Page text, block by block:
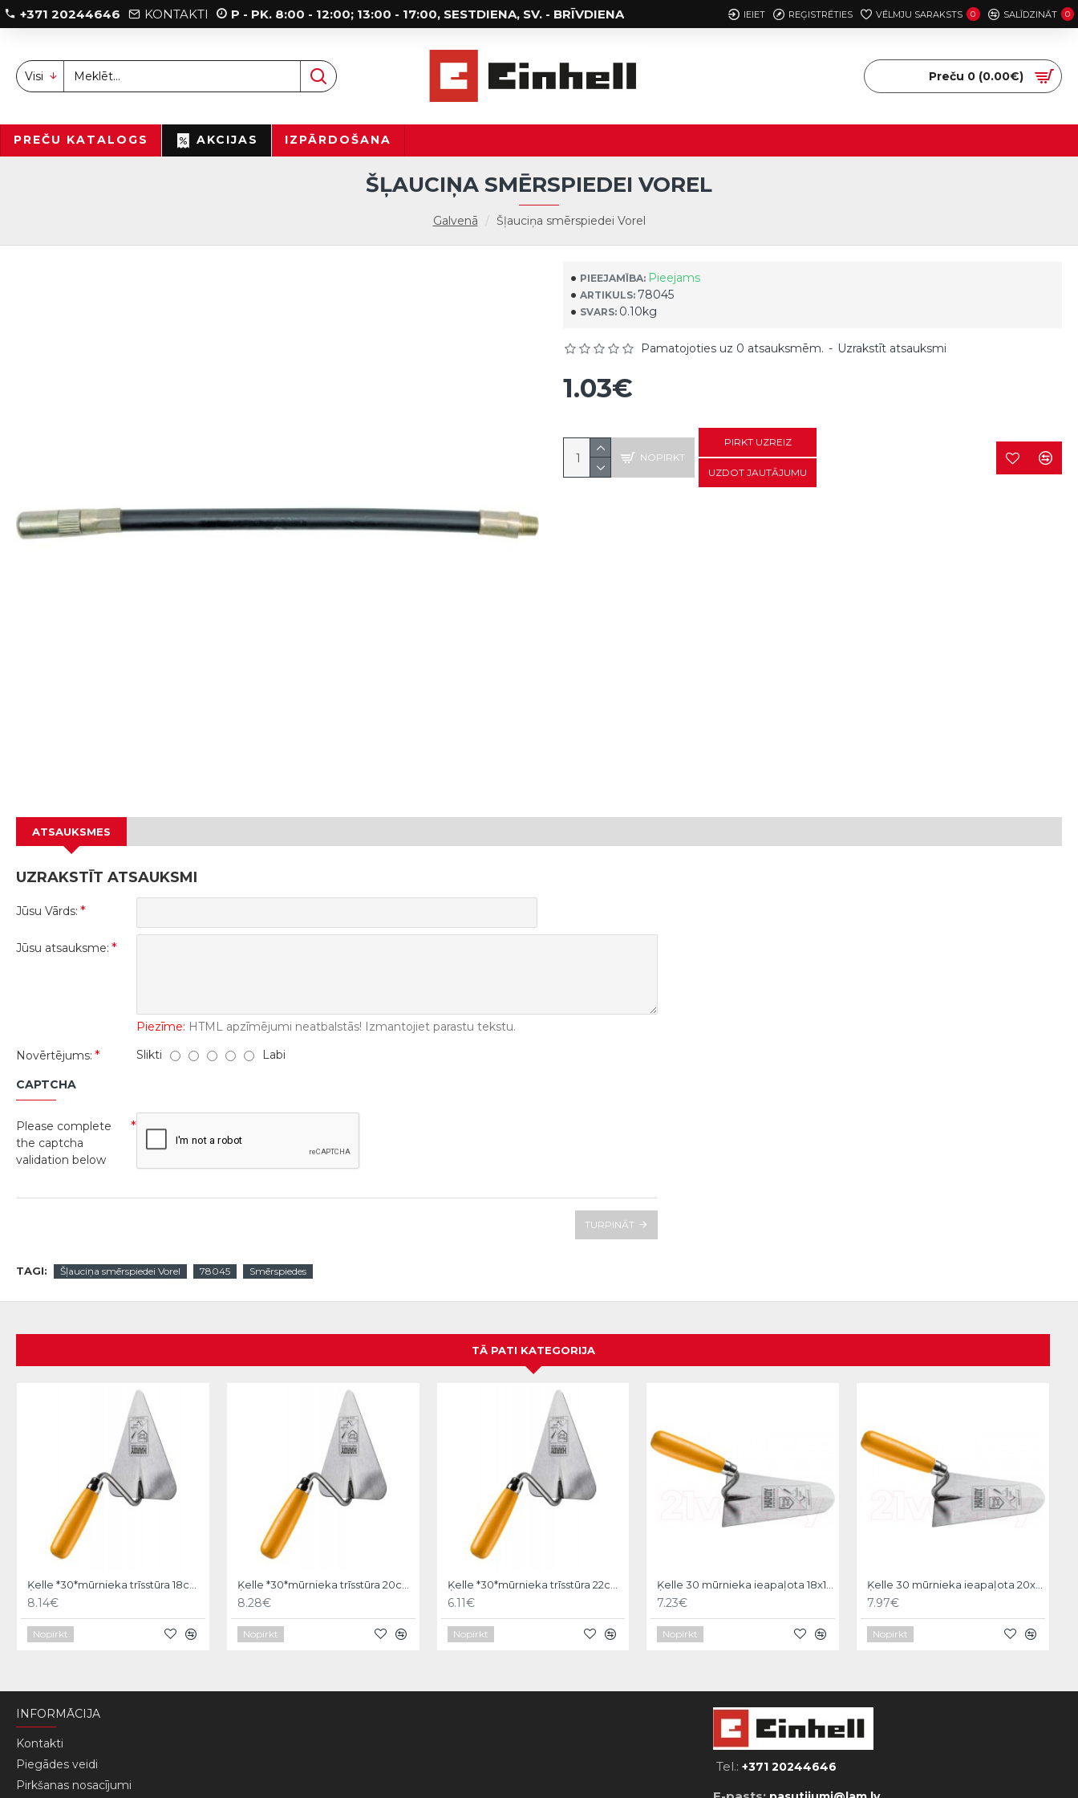
+371 20244646 KONTAKTI P - PK. 8:00 - 12:00; 13:00 - 17:00, SESTDIENA, SV. - BRĪVDIENA IEIET REĢISTRĒTIES VĒLMJU SARAKSTS 0 SALĪDZINĀT 0
Visi Preču 0 (0.00€)
PREČU KATALOGS AKCIJAS IZPĀRDOŠANA
Galvenā Šļauciņa smērspiedei Vorel
ŠĻAUCIŅA SMĒRSPIEDEI VOREL
PIEEJAMĪBA: Pieejams
ARTIKULS: 78045
SVARS: 0.10kg
Pamatojoties uz 0 atsauksmēm. - Uzrakstīt atsauksmi
1.03€
NOPIRKT
PIRKT UZREIZ
UZDOT JAUTĀJUMU
ATSAUKSMES
UZRAKSTĪT ATSAUKSMI
Jūsu Vārds:
Jūsu atsauksme:
Piezīme: HTML apzīmējumi neatbalstās! Izmantojiet parastu tekstu.
Novērtējums:
Slikti Labi
CAPTCHA
Please complete
the captcha
validation below
TURPINĀT
TAGI: Šļauciņa smērspiedei Vorel 78045 Smērspiedes
TĀ PATI KATEGORIJA
8.14€
Nopirkt
8.28€
Nopirkt
6.11€
Nopirkt
7.23€
Nopirkt
7.97€
Nopirkt
INFORMĀCIJA
Kontakti
Piegādes veidi
Pirkšanas nosacījumi
Tel.:+371 20244646